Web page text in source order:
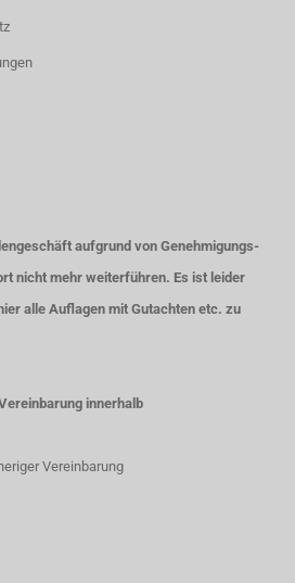
aufgrund von Genehmigungs-
nicht mehr weiterführen. Es ist leider
alle Auflagen mit Gutachten etc. zu
innerhalb
Vereinbarung